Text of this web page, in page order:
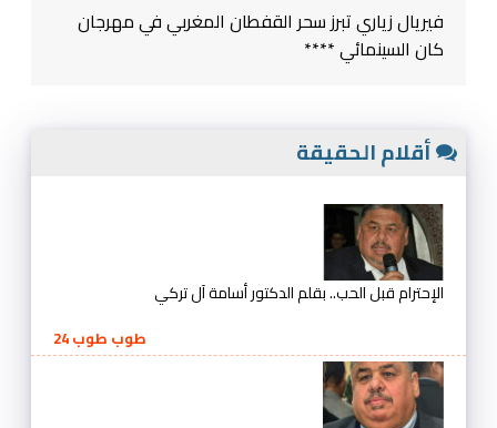
فيريال زياري تبرز سحر القفطان المغربي في مهرجان
كان السينمائي ****
أقلام الحقيقة
الإحترام قبل الحب.. بقلم الدكتور أسامة آل تركي
طوب طوب 24